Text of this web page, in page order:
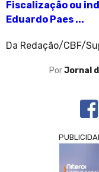
Fiscalização ou
Eduardo Paes ...
Da Redação/CBF/
PorJornal